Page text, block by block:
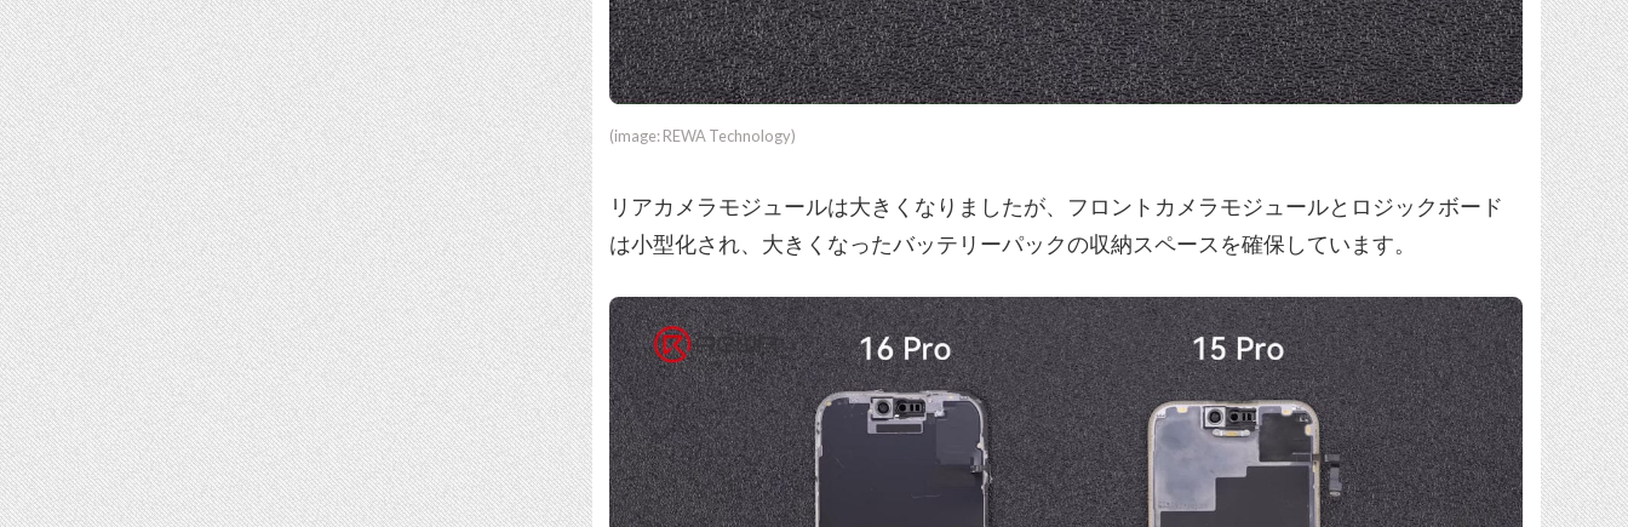
(image: REWA Technology)
リアカメラモジュールは大きくなりましたが、フロントカメラモジュールとロジックボード
は小型化され、大きくなったバッテリーパックの収納スペースを確保しています。